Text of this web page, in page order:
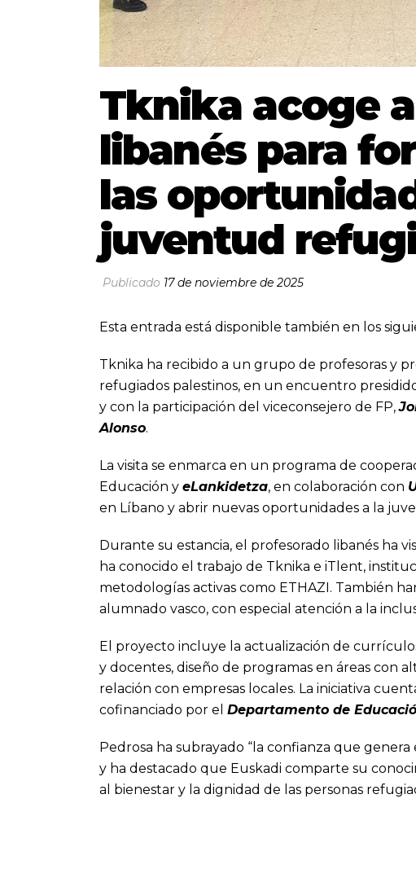
Tknika acoge
libanés para
las
juventud
Publicado 17 de noviembre de 2025
Esta entrada está disponible también en los
Tknika ha recibido a un grupo de profesoras y
refugiados palestinos, en un encuentro
y con la participación del viceconsejero de FP,
Alonso.
La visita se enmarca en un programa de
Educación y eLankidetza, en colaboración con
en Líbano y abrir nuevas oportunidades a la
Durante su estancia, el profesorado libanés ha
ha conocido el trabajo de Tknika e iTlent,
metodologías activas como ETHAZI. También
alumnado vasco, con especial atención a la
El proyecto incluye la actualización de
y docentes, diseño de programas en áreas con
relación con empresas locales. La iniciativa
cofinanciado por el Departamento de
Pedrosa ha subrayado “la confianza que
y ha destacado que Euskadi comparte su
al bienestar y la dignidad de las personas